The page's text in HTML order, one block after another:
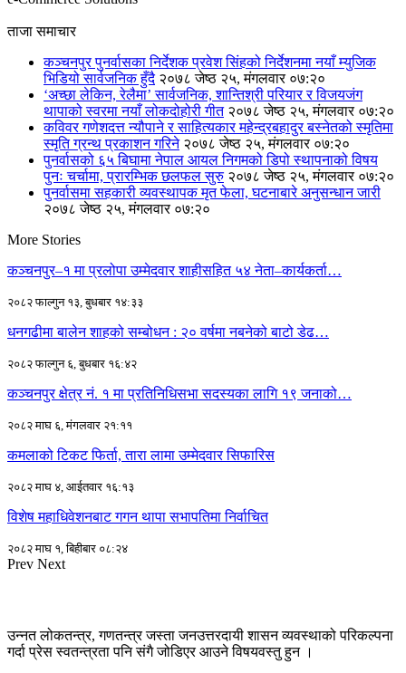
ताजा समाचार
कञ्चनपुर पुनर्वासका निर्देशक प्रवेश सिंहको निर्देशनमा नयाँ म्युजिक
भिडियो सार्वजनिक हुँदै २०७८ जेष्ठ २५, मंगलवार ०७:२०
‘अच्छा लेकिन, रेलैमा’ सार्वजनिक, शान्तिश्री परियार र विजयजंग
थापाको स्वरमा नयाँ लोकदोहोरी गीत २०७८ जेष्ठ २५, मंगलवार ०७:२०
कविवर गणेशदत्त न्यौपाने र साहित्यकार महेन्द्रबहादुर बस्नेतको स्मृतिमा
स्मृति ग्रन्थ प्रकाशन गरिने २०७८ जेष्ठ २५, मंगलवार ०७:२०
पुनर्वासको ६५ बिघामा नेपाल आयल निगमको डिपो स्थापनाको विषय
पुनः चर्चामा, प्रारम्भिक छलफल सुरु २०७८ जेष्ठ २५, मंगलवार ०७:२०
पुनर्वासमा सहकारी व्यवस्थापक मृत फेला, घटनाबारे अनुसन्धान जारी
२०७८ जेष्ठ २५, मंगलवार ०७:२०
More Stories
कञ्चनपुर–१ मा प्रलोपा उम्मेदवार शाहीसहित ५४ नेता–कार्यकर्ता…
२०८२ फाल्गुन १३, बुधबार १४:३३
धनगढीमा बालेन शाहको सम्बोधन : २० वर्षमा नबनेको बाटो डेढ…
२०८२ फाल्गुन ६, बुधबार १६:४२
कञ्चनपुर क्षेत्र नं. १ मा प्रतिनिधिसभा सदस्यका लागि १९ जनाको…
२०८२ माघ ६, मंगलवार २१:११
कमलाको टिकट फिर्ता, तारा लामा उम्मेदवार सिफारिस
२०८२ माघ ४, आईतवार १६:१३
विशेष महाधिवेशनबाट गगन थापा सभापतिमा निर्वाचित
२०८२ माघ १, बिहीबार ०८:२४
Prev Next
उन्नत लोकतन्त्र, गणतन्त्र जस्ता जनउत्तरदायी शासन व्यवस्थाको परिकल्पना
गर्दा प्रेस स्वतन्त्रता पनि संगै जोडिएर आउने विषयवस्तु हुन ।